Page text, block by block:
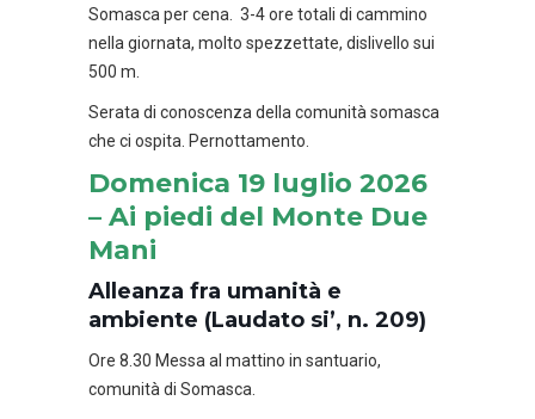
Somasca per cena. 3-4 ore totali di cammino
nella giornata, molto spezzettate, dislivello sui
500 m.
Serata di conoscenza della comunità somasca
che ci ospita. Pernottamento.
Domenica 19 luglio 2026
– Ai piedi del Monte Due
Mani
Alleanza fra umanità e
ambiente (Laudato si’, n. 209)
Ore 8.30 Messa al mattino in santuario,
comunità di Somasca.